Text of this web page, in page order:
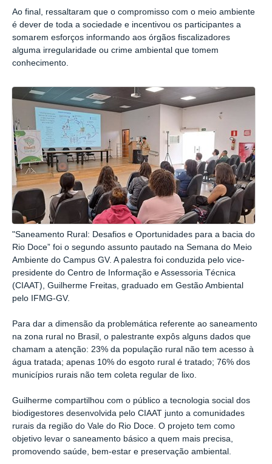
Ao final, ressaltaram que o compromisso com o meio ambiente
é dever de toda a sociedade e incentivou os participantes a
somarem esforços informando aos órgãos fiscalizadores
alguma irregularidade ou crime ambiental que tomem
conhecimento.
"Saneamento Rural: Desafios e Oportunidades para a bacia do
Rio Doce” foi o segundo assunto pautado na Semana do Meio
Ambiente do Campus GV. A palestra foi conduzida pelo vice-
presidente do Centro de Informação e Assessoria Técnica
(CIAAT), Guilherme Freitas, graduado em Gestão Ambiental
pelo IFMG-GV.
Para dar a dimensão da problemática referente ao saneamento
na zona rural no Brasil
, o palestrante expôs alguns dados que
chamam a atenção: 23% da população rural não tem acesso à
água tratada; apenas 10% do esgoto rural é tratado; 76% dos
municípios rurais não tem coleta regular de lixo.
Guilherme compartilhou com o público a tecnologia social dos
biodigestores desenvolvida pelo CIAAT junto a comunidades
rurais da região do Vale do Rio Doce. O projeto tem como
objetivo levar o saneamento básico a quem mais precisa,
promovendo saúde, bem-estar e preservação ambiental.